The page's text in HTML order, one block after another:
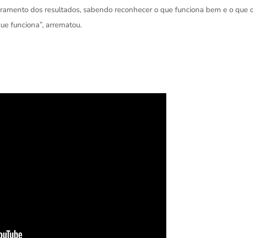
dos resultados, sabendo reconhecer o que funciona bem e o que
funciona”, arrematou.